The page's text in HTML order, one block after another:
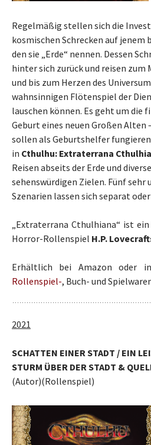
Regelmäßig stellen sich die
kosmischen Schrecken auf
den sie „Erde“ nennen. Dessen
hinter sich zurück und reisen zum
und bis zum Herzen des
wahnsinnigen Flötenspiel der
lauschen können. Es geht um die
Geburt eines neuen Großen Alten
sollen als Geburtshelfer
in Cthulhu: Extraterrana
Reisen abseits der Erde und
sehenswürdigen Zielen. Fünf sehr
Szenarien lassen sich separat
„Extraterrana Cthulhiana“ ist
Horror-Rollenspiel H.P.
Erhältlich bei Amazon oder
Rollenspiel-, Buch- und
2021
SCHATTEN EINER STADT / EIN
STURM ÜBER DER STADT &
(Autor)(Rollenspiel)